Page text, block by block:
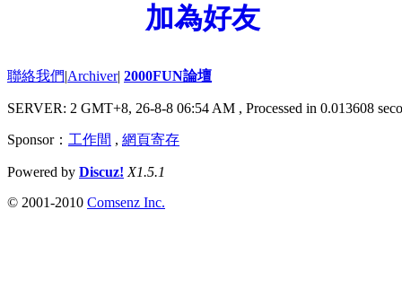
加為好友
聯絡我們|Archiver| 2000FUN論壇
SERVER: 2 GMT+8, 26-8-8 06:54 AM , Processed in 0.013608
Sponsor： 工作間 , 網頁寄存
Powered by Discuz! X1.5.1
© 2001-2010 Comsenz Inc.